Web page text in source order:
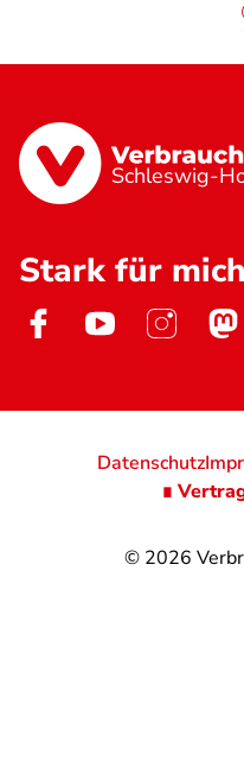
Schleswig-
Stark für
© 2026
Datenschutz
∎